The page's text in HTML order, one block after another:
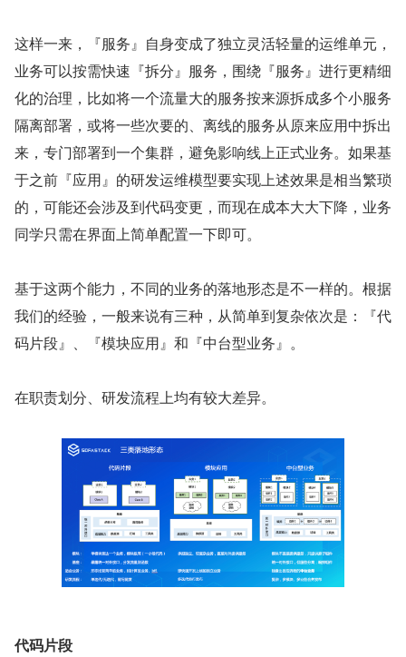
这样一来，『服务』自身变成了独立灵活轻量的运维单元，
业务可以按需快速『拆分』服务，围绕『服务』进行更精细
化的治理，比如将一个流量大的服务按来源拆成多个小服务
隔离部署，或将一些次要的、离线的服务从原来应用中拆出
来，专门部署到一个集群，避免影响线上正式业务。如果基
于之前『应用』的研发运维模型要实现上述效果是相当繁琐
的，可能还会涉及到代码变更，而现在成本大大下降，业务
同学只需在界面上简单配置一下即可。
基于这两个能力，不同的业务的落地形态是不一样的。根据
我们的经验，一般来说有三种，从简单到复杂依次是：『代
码片段』、『模块应用』和『中台型业务』。
在职责划分、研发流程上均有较大差异。
代码片段